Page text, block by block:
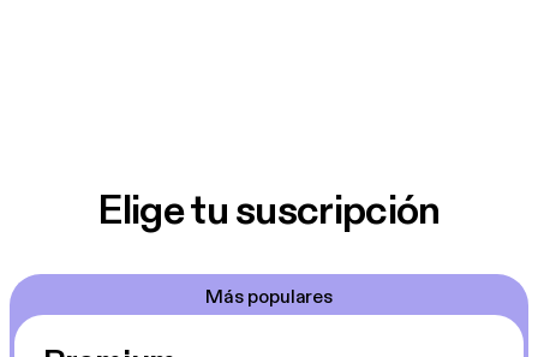
Elige tu suscripción
Más populares